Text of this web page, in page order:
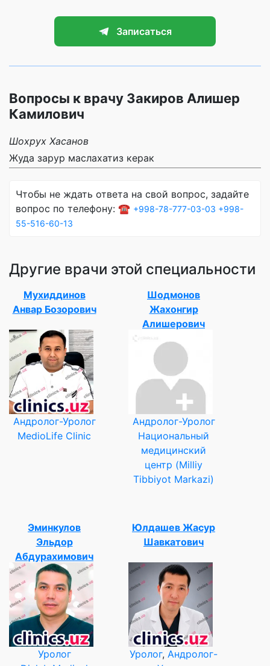
Записаться
Вопросы к врачу Закиров Алишер
Камилович
Шохрух Хасанов
Жуда зарур маслахатиз керак
Чтобы не ждать ответа на свой вопрос, задайте
вопрос по телефону: ☎️ +998-78-777-03-03 +998-
55-516-60-13
Другие врачи этой специальности
Мухиддинов
Анвар Бозорович
Андролог-Уролог
MedioLife Clinic
Шодмонов
Жахонгир
Алишерович
Андролог-Уролог
Национальный
медицинский
центр (Milliy
Tibbiyot Markazi)
Эминкулов
Эльдор
Абдурахимович
Уролог
Юлдашев Жасур
Шавкатович
Уролог, Андролог-